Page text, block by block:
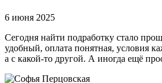
6 июня 2025
Сегодня найти подработку стало
удобный, оплата понятная, условия
а с какой-то другой. А иногда ещё